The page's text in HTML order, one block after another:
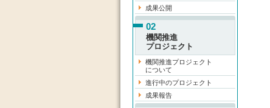
成果公開
02
機関推進
プロジェクト
機関推進プロジェクト
について
進行中のプロジェクト
成果報告